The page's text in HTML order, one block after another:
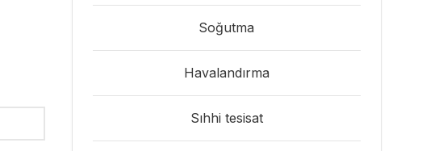
Soğutma
Havalandırma
Sıhhi tesisat